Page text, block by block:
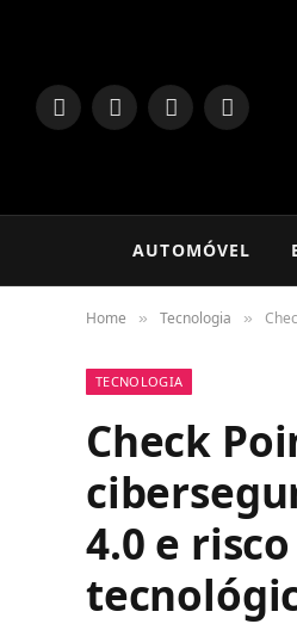
LinkedInFacebookInstagram
TikTok
AUTOMÓVEL
Home » Tecnologia »
TECNOLOGIA
Check
4.0 e